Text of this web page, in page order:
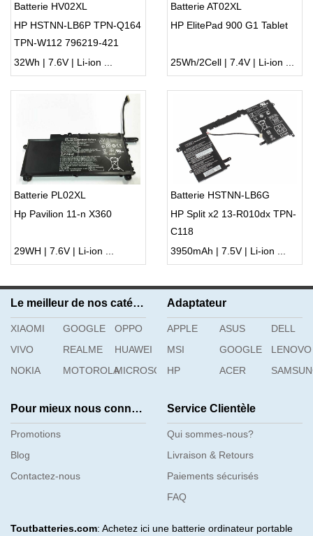
Batterie HV02XL
HP HSTNN-LB6P TPN-Q164
TPN-W112 796219-421
32Wh | 7.6V | Li-ion ...
Batterie AT02XL
HP ElitePad 900 G1 Tablet
25Wh/2Cell | 7.4V | Li-ion ...
Batterie PL02XL
Hp Pavilion 11-n X360
29WH | 7.6V | Li-ion ...
Batterie HSTNN-LB6G
HP Split x2 13-R010dx TPN-
C118
3950mAh | 7.5V | Li-ion ...
Le meilleur de nos catégories
XIAOMI GOOGLE
OPPO
VIVO
REALME
HUAWEI
NOKIA
MOTOROLAMICROSOFT
Adaptateur
APPLE ASUS
DELL
MSI
GOOGLE
LENOVO
HP
ACER
Pour mieux nous connaître
Promotions
Blog
Contactez-nous
Service Clientèle
Qui sommes-nous?
Livraison & Retours
Paiements sécurisés
FAQ
Toutbatteries.com: Achetez ici une batterie ordinateur portable